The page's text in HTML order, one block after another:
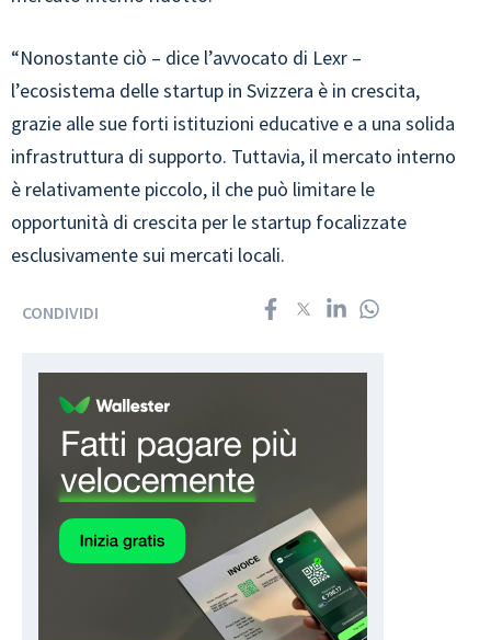
“Nonostante ciò – dice l’avvocato di Lexr –
l’ecosistema delle startup in Svizzera è in crescita,
grazie alle sue forti istituzioni educative e a una solida
infrastruttura di supporto. Tuttavia, il mercato interno
è relativamente piccolo, il che può limitare le
opportunità di crescita per le startup focalizzate
esclusivamente sui mercati locali.
CONDIVIDI